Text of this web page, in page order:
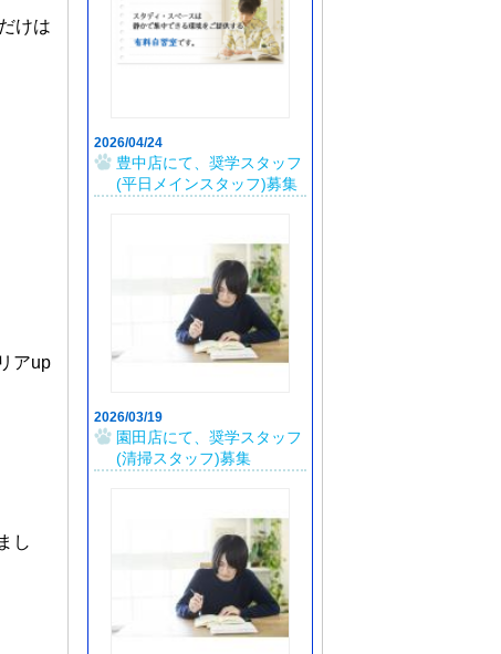
けは
アup
し
2026/04/24
豊中店にて、奨学スタッフ
(平日メインスタッフ)募集
2026/03/19
園田店にて、奨学スタッフ
(清掃スタッフ)募集